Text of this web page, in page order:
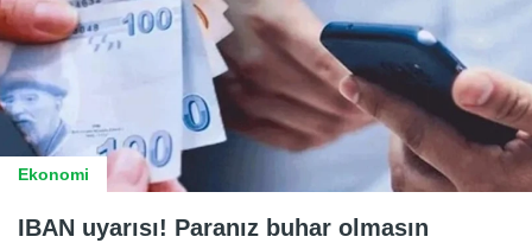
Ekonomi
IBAN uyarısı! Paranız buhar olmasın